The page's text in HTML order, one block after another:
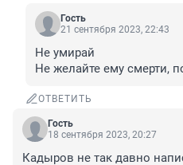
Гость
21 сентября 2023, 22:43
Не умирай
Не желайте ему смерти,
ОТВЕТИТЬ
Гость
18 сентября 2023, 20:27
Кадыров не так давно